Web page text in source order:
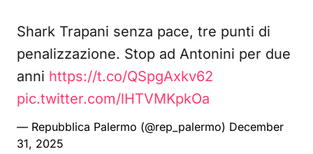
Shark Trapani senza pace, tre punti di
penalizzazione. Stop ad Antonini per due
anni https://t.co/QSpgAxkv62
pic.twitter.com/lHTVMKpkOa
— Repubblica Palermo (@rep_palermo) December
31, 2025